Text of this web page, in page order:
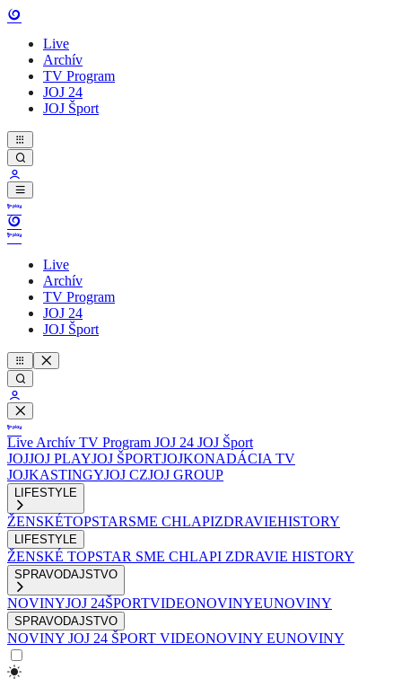
Live
Archív
TV Program
JOJ 24
JOJ Šport
Live
Archív
TV Program
JOJ 24
JOJ Šport
Live Archív TV Program JOJ 24 JOJ Šport
JOJJOJ PLAYJOJ ŠPORTJOJKONADÁCIA TV
JOJKASTINGYJOJ CZJOJ GROUP
LIFESTYLE
ŽENSKÉTOPSTARSME CHLAPIZDRAVIEHISTORY
LIFESTYLE
ŽENSKÉ TOPSTAR SME CHLAPI ZDRAVIE HISTORY
SPRAVODAJSTVO
NOVINYJOJ 24ŠPORTVIDEONOVINYEUNOVINY
SPRAVODAJSTVO
NOVINY JOJ 24 ŠPORT VIDEONOVINY EUNOVINY